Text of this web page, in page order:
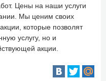
Цены на наши услуги
Мы ценим своих
которые позволят
услугу, но и
акции.